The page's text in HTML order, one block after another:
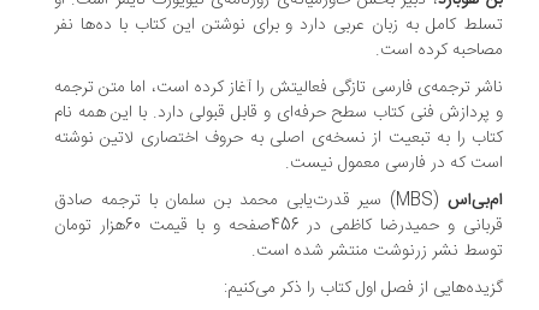
کامل به زبان عربی دارد و برای نوشتن این کتاب با ده‌ها نفر
کرده است.
ترجمه‌ی فارسی تازگی فعالیتش را آغاز کرده است، اما متن ترجمه
فنی کتاب سطح حرفه‌ای و قابل قبولی دارد. با این همه نام
را به تبعیت از نسخه‌ی اصلی به حروف اختصاری لاتین نوشته
که در فارسی معمول نیست.
(MBS) سیر قدرت‌یابی محمد بن سلمان با ترجمه صادق
قربانی و حمیدرضا کاظمی در 456صفحه و با قیمت 60هزار تومان
نشر زرنوشت منتشر شده است.
از فصل اول کتاب را ذکر می‌کنیم: